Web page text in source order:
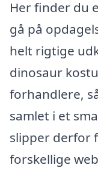
Her finder du
gå på
helt rigtige
dinosaur
forhandlere,
samlet i et
slipper derfor
forskellige